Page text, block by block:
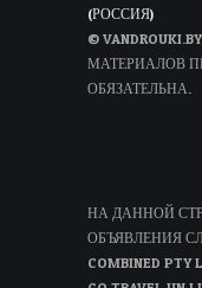
(РОССИЯ)
©
МАТЕРИАЛОВ
ОБЯЗАТЕЛЬНА.
НА ДАННОЙ
ОБЪЯВЛЕНИЯ
COMBINED PTY